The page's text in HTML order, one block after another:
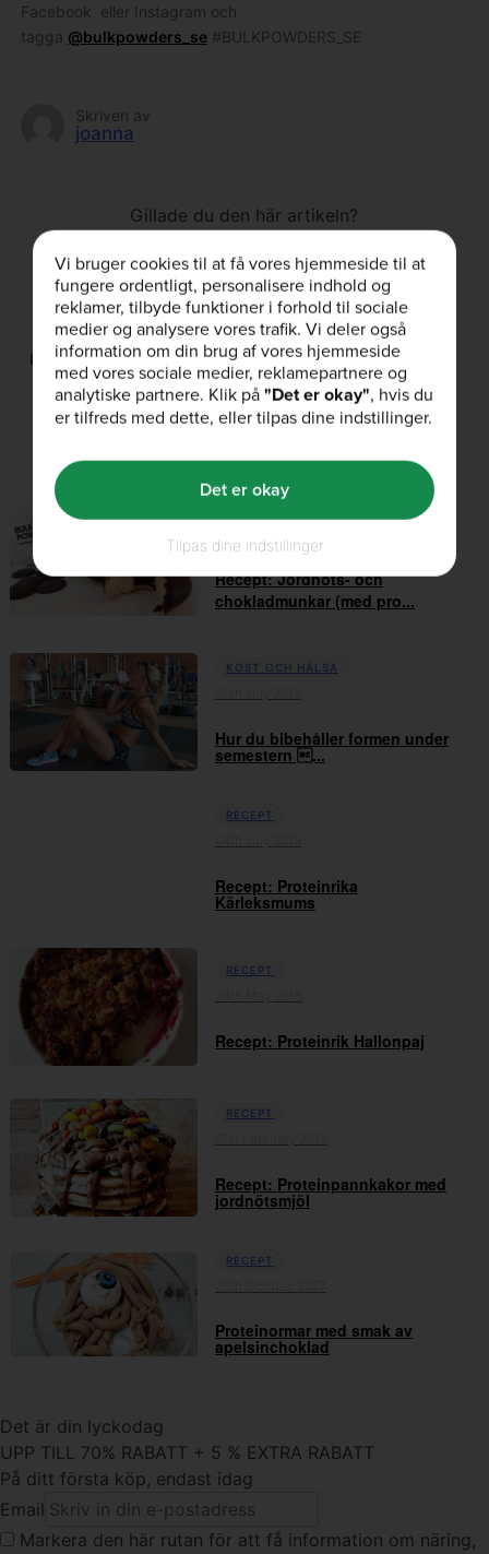
Facebook eller Instagram och
tagga @bulkpowders_se#BULKPOWDERS_SE
Skriven av
joanna
Gillade du den här artikeln?
Relaterade produkter
Recept: Jordnöts- och
chokladmunkar (med pro...
KOST OCH HÄLSA
Hur du bibehåller formen under
semestern ...
RECEPT
Recept: Proteinrika
Kärleksmums
RECEPT
Recept: Proteinrik Hallonpaj
RECEPT
Recept: Proteinpannkakor med
jordnötsmjöl
RECEPT
Proteinormar med smak av
apelsinchoklad
Det är din lyckodag
UPP TILL 70% RABATT + 5 % EXTRA RABATT
På ditt första köp, endast idag
Email
Markera den här rutan för att få information om näring,
Vi bruger cookies til at få vores hjemmeside til at
fungere ordentligt, personalisere indhold og
reklamer, tilbyde funktioner i forhold til sociale
medier og analysere vores trafik. Vi deler også
information om din brug af vores hjemmeside
med vores sociale medier, reklamepartnere og
analytiske partnere. Klik på"Det er okay", hvis du
er tilfreds med dette, eller tilpas dine indstillinger.
Tilpas dine indstillinger
Det er okay